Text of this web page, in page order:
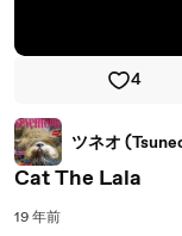
4
ツネオ
Cat The Lala
19 年前